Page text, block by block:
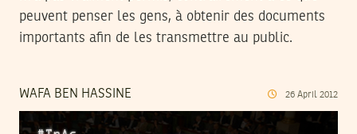
peuvent penser les gens, à obtenir des documents
importants afin de les transmettre au public.
WAFA BEN HASSINE 26 April 2012